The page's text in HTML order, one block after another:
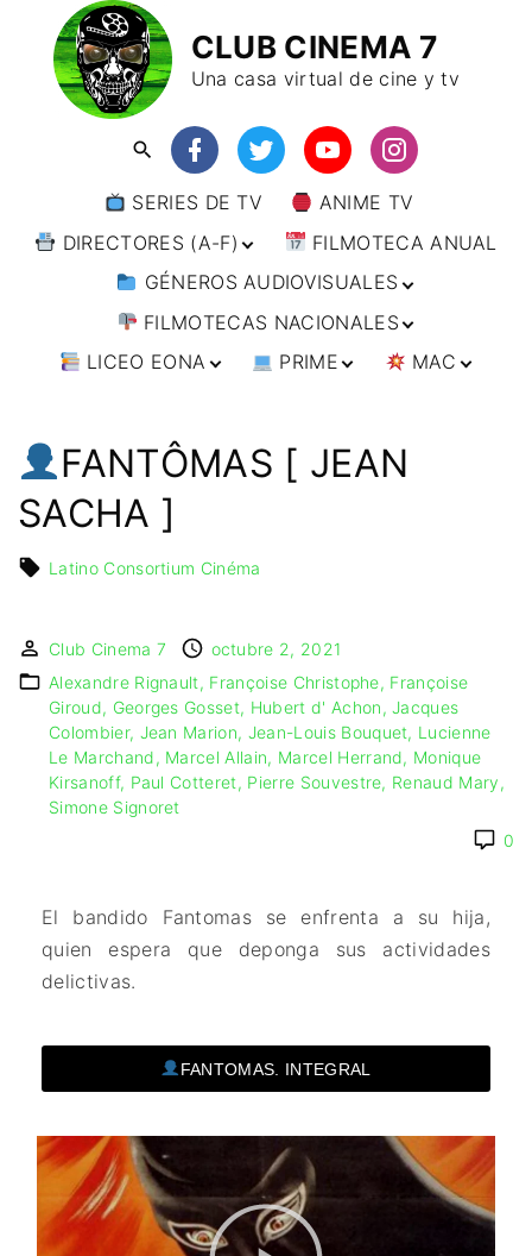
CLUB CINEMA 7
Una casa virtual de cine y tv
SERIES DE TV
ANIME TV
DIRECTORES (A-F)
DIRECTORES (F-L)
DIRECTORES (L-
W)
FILMOTECA ANUAL
GÉNEROS AUDIOVISUALES
ANIMACIÓN
ARTES MARCIALES
CIENCIA FICCIÓN
CINE DOCUMENTAL
CINE NEGRO / CRIMEN /
ESPIONAJE
COMEDIA
EXPERIMENTOS
FANTÁSTICO
MUSICAL
TERROR
WESTERN / CHAMBARA
FILMOTECAS NACIONALES
AFRICA
BRASIL
ASIA
INDIA
EUROPA
ITALIA
PAISES BAJOS
REINO UNIDO
SERBIA​
LICEO EONA
TALLERES
ONLINE
FILM DOCTOR
IMAGEN & VIDEO
SERVICIOS DE
CONTACTO
TARJETA
DIGITAL
PRIME
IMPRESCINDIBLES
MAC
🗨 CÓMICS
FANTÔMAS [ JEAN
SACHA ]
Latino Consortium Cinéma
Club Cinema 7
octubre 2, 2021
Alexandre Rignault Françoise Christophe Françoise
Giroud
Georges Gosset Hubert d' Achon Jacques
Colombier Jean Marion Jean-Louis Bouquet Lucienne
Le Marchand
Marcel Allain Marcel Herrand
Monique
Kirsanoff Paul Cotteret Pierre Souvestre Renaud Mary
Simone Signoret
0
El bandido Fantomas se enfrenta a su hija,
quien espera que deponga sus actividades
delictivas.
FANTOMAS. INTEGRAL